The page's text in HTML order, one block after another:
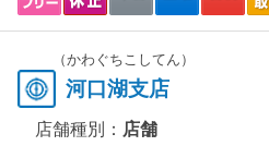
（かわぐちこしてん）
河口湖支店
店舗種別： 店舗